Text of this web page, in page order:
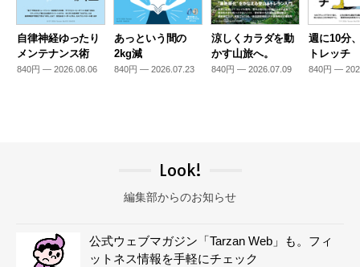
自律神経ゆったり
メンテナンス術
840円 — 2026.08.06
あっという間の
2kg減
840円 — 2026.07.23
涼しくカラダを動
かす山旅へ。
840円 — 2026.07.09
週に10分
トレッチ
840円 —
Look!
編集部からのお知らせ
公式ウェブマガジン「Tarzan Web」も。フィ
ットネス情報を手軽にチェック